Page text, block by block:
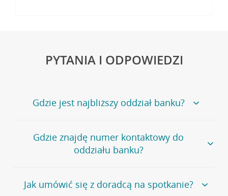
PYTANIA I ODPOWIEDZI
Gdzie jest najbliższy oddział banku?
Jeśli szukasz oddziału naszego banku, zapraszamy na
stronęPlacówki i bankomaty, na której znajduje się
wygodna wyszukiwarka.
oddziałów
Gdzie znajdę numer kontaktowy do
oddziału banku?
Bank Credit Agricole nie udostępnia ogólnego numeru
telefonu do placówki bankowej.
Jak umówić się z doradcą na spotkanie?